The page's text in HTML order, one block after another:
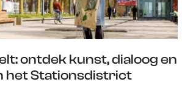
ontdek kunst, dialoog en
het Stationsdistrict